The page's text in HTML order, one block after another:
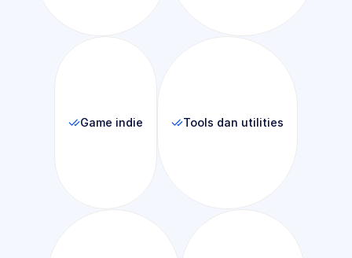
Game indie Tools dan utilities